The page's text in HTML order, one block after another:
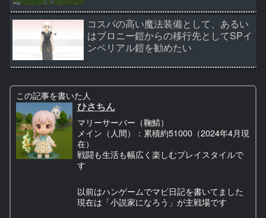
コスパの高い魔法装備として、あるい
はブロニー鎧からの移行先としてSPイ
ンペリアル鎧を勧めたい
この記事を書いた人
ひさちん
マリーサーバー（鞠鯖）
メイン（人間）：累積約51000（2024年4月現
在）
戦闘も生活も幅広く楽しむプレイスタイルで
す
以前はハンゲームでマビ日記を書いてました
現在は「小説家になろう」が主戦場です